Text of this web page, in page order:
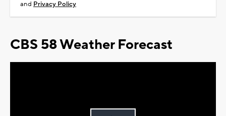
and Privacy Policy
CBS 58 Weather Forecast